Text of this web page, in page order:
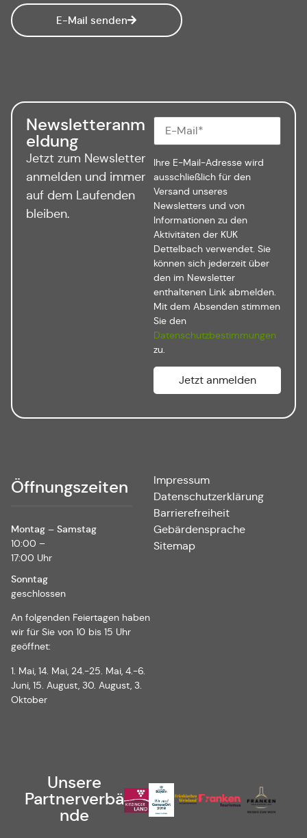
E-Mail senden
Newsletteranm
eldung
Jetzt zum Newsletter
anmelden und immer
auf dem Laufenden
bleiben.
Ihre E-Mail-Adresse wird
ausschließlich für den
Versand unseres
Newsletters und von
Informationen zu den
Aktivitäten der KUK
Dettelbach verwendet. Sie
können sich jederzeit über
den im Newsletter
enthaltenen Link abmelden.
Mit dem Absenden stimmen
Sie den
Datenschutzbestimmungen
zu.
Öffnungszeiten
Montag – Samstag
10:00 –
17:00 Uhr
Sonntag
geschlossen
An folgenden Feiertagen haben
wir für Sie von 10 bis 15 Uhr
geöffnet:
1. Mai, 14. Mai, 24.-25. Mai, 4.-6.
Juni, 15. August, 30. August, 3.
Oktober
Impressum
Datenschutzerklärung
Barrierefreiheit
Gebärdensprache
Sitemap
Unsere
Partnerverbä
nde